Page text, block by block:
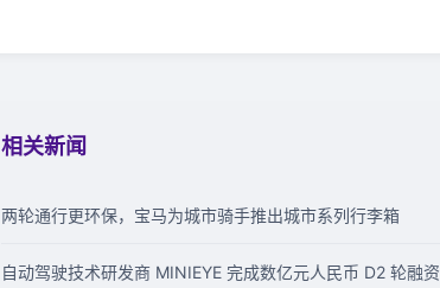
相关新闻
两轮通行更环保，宝马为城市骑手推出城市系列行李箱
自动驾驶技术研发商 MINIEYE 完成数亿元人民币 D2 轮融资